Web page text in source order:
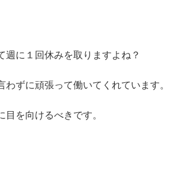
週に１回休みを取りますよね？
わずに頑張って働いてくれています。
目を向けるべきです。